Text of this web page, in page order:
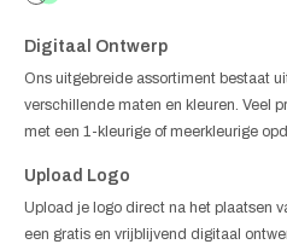
Digitaal Ontwerp
Ons uitgebreide assortiment bestaat
verschillende maten en kleuren. Veel
met een 1-kleurige of meerkleurige
Upload Logo
Upload je logo direct na het plaatsen
een gratis en vrijblijvend digitaal